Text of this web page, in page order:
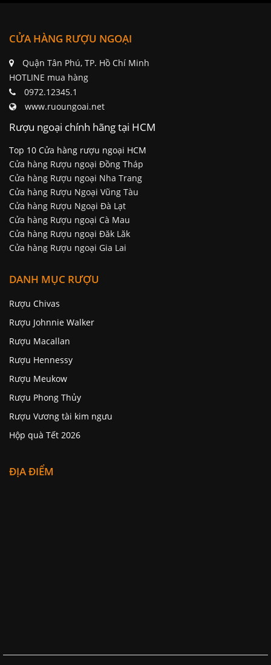
CỬA HÀNG RƯỢU NGOẠI
Quận Tân Phú, TP. Hồ Chí Minh
HOTLINE mua hàng
0972.12345.1
www.ruoungoai.net
Rượu ngoại chính hãng tại HCM
Top 10 Cửa hàng rượu ngoại HCM
Cửa hàng Rượu ngoại Đồng Tháp
Cửa hàng Rượu ngoại Nha Trang
Cửa hàng Rượu Ngoại Vũng Tàu
Cửa hàng Rượu Ngoại Đà Lạt
Cửa hàng Rượu ngoại Cà Mau
Cửa hàng Rượu ngoại Đăk Lăk
Cửa hàng Rượu ngoại Gia Lai
DANH MỤC RƯỢU
Rượu Chivas
Rượu Johnnie Walker
Rượu Macallan
Rượu Hennessy
Rượu Meukow
Rượu Phong Thủy
Rượu Vương tài kim ngưu
Hộp quà Tết 2026
ĐỊA ĐIỂM